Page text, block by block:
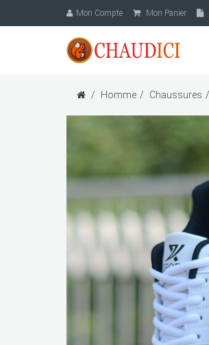
Mon Compte Mon Panier
Homme Chaussures